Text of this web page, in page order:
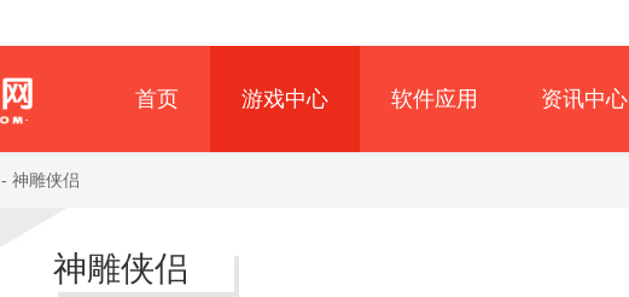
首页 游戏中心 软件应用 资讯中心
- 神雕侠侣
神雕侠侣